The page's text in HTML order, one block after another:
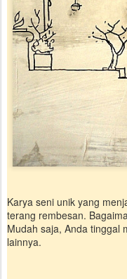
Karya seni unik yang
terang rembesan.
Mudah saja, Anda tinggal
lainnya.